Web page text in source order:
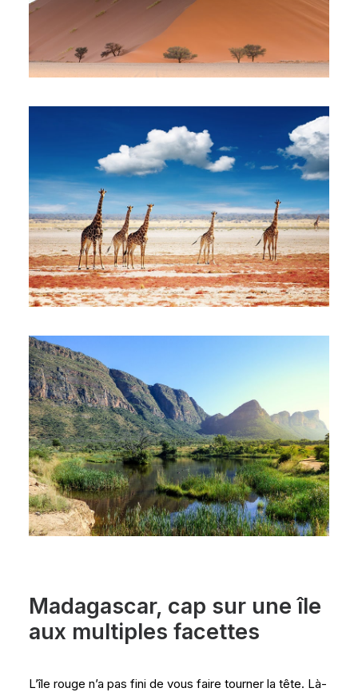
Madagascar, cap sur une île
aux multiples facettes
L’île rouge n’a pas fini de vous faire tourner la tête. Là-